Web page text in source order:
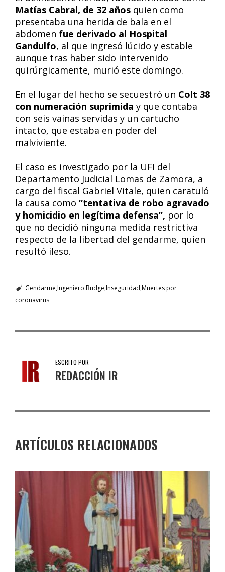
Matías Cabral, de 32 años quien como
presentaba una herida de bala en el
abdomen fue derivado al Hospital
Gandulfo, al que ingresó lúcido y estable
aunque tras haber sido intervenido
quirúrgicamente, murió este domingo.
En el lugar del hecho se secuestró un Colt 38
con numeración suprimida y que contaba
con seis vainas servidas y un cartucho
intacto, que estaba en poder del
malviviente.
El caso es investigado por la UFI del
Departamento Judicial Lomas de Zamora, a
cargo del fiscal Gabriel Vitale, quien caratuló
la causa como “tentativa de robo agravado
y homicidio en legítima defensa”, por lo
que no decidió ninguna medida restrictiva
respecto de la libertad del gendarme, quien
resultó ileso.
Gendarme Ingeniero Budge Inseguridad Muertes por
coronavirus
ESCRITO POR
REDACCIÓN IR
ARTÍCULOS RELACIONADOS